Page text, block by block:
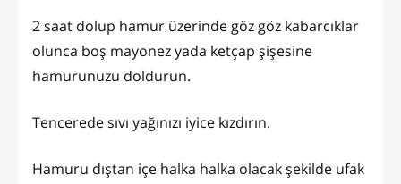
2 saat dolup hamur üzerinde göz göz kabarcıklar
olunca boş mayonez yada ketçap şişesine
hamurunuzu doldurun.
Tencerede sıvı yağınızı iyice kızdırın.
Hamuru dıştan içe halka halka olacak şekilde ufak